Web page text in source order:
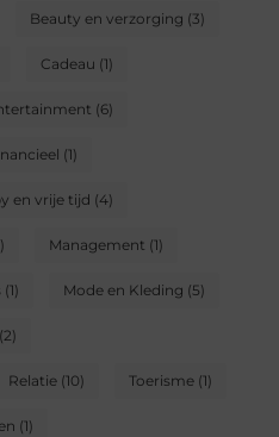
Beauty en verzorging (3)
Cadeau (1)
(6)
(1)
en vrije tijd (4)
Management (1)
(1) Mode en Kleding (5)
Relatie(10) Toerisme(1)
(1)